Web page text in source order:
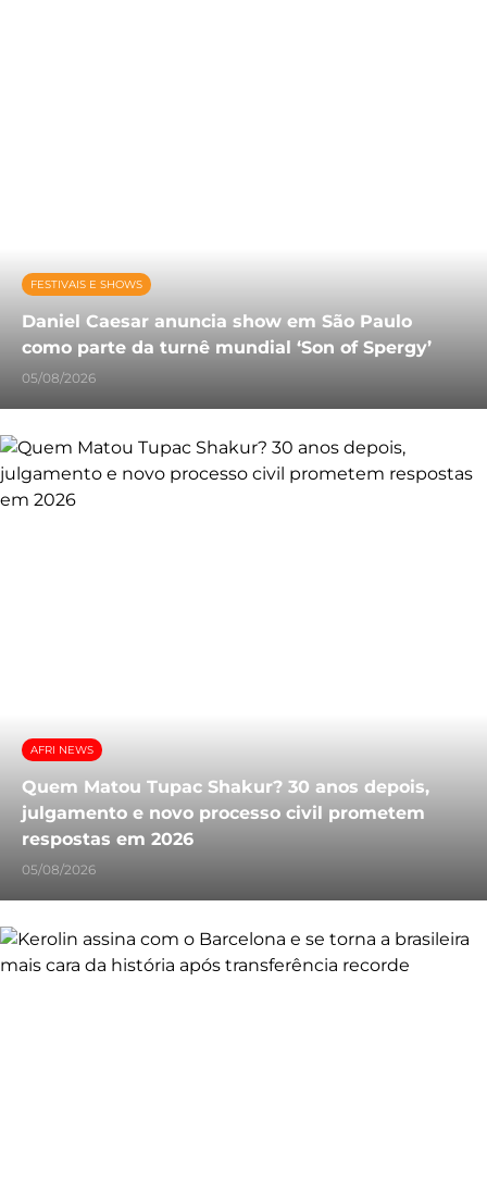
FESTIVAIS E SHOWS
Daniel Caesar anuncia show em São Paulo
como parte da turnê mundial ‘Son of Spergy’
05/08/2026
AFRI NEWS
Quem Matou Tupac Shakur? 30 anos depois,
julgamento e novo processo civil prometem
respostas em 2026
05/08/2026